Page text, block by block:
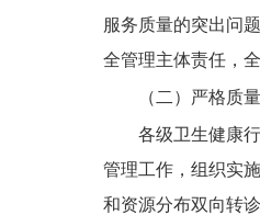
服务质量的突出问
全管理主体责任，
（二）严格质
各级卫生健康
管理工作，组织实
和资源分布双向转